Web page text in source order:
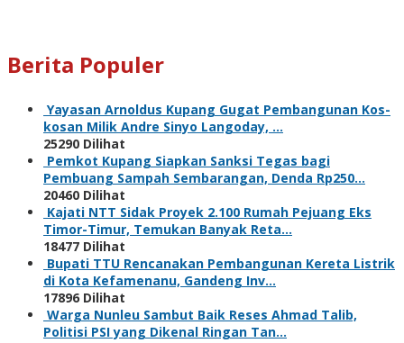
Berita Populer
Yayasan Arnoldus Kupang Gugat Pembangunan Kos-
kosan Milik Andre Sinyo Langoday, …
25290 Dilihat
Pemkot Kupang Siapkan Sanksi Tegas bagi
Pembuang Sampah Sembarangan, Denda Rp250…
20460 Dilihat
Kajati NTT Sidak Proyek 2.100 Rumah Pejuang Eks
Timor-Timur, Temukan Banyak Reta…
18477 Dilihat
Bupati TTU Rencanakan Pembangunan Kereta Listrik
di Kota Kefamenanu, Gandeng Inv…
17896 Dilihat
Warga Nunleu Sambut Baik Reses Ahmad Talib,
Politisi PSI yang Dikenal Ringan Tan…